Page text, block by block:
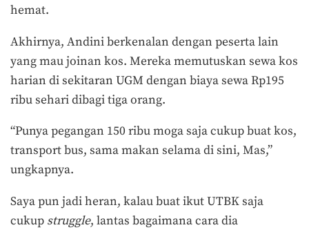
hemat.
Akhirnya, Andini berkenalan dengan peserta lain
yang mau joinan kos. Mereka memutuskan sewa kos
harian di sekitaran UGM dengan biaya sewa Rp195
ribu sehari dibagi tiga orang.
“Punya pegangan 150 ribu moga saja cukup buat kos,
transport bus, sama makan selama di sini, Mas,”
ungkapnya.
Saya pun jadi heran, kalau buat ikut UTBK saja
cukup struggle, lantas bagaimana cara dia